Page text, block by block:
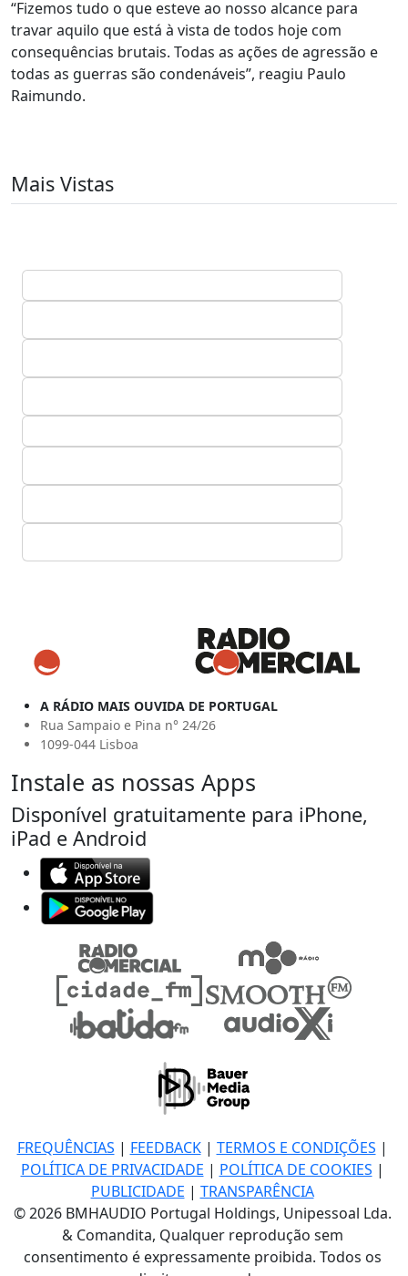
“Fizemos tudo o que esteve ao nosso alcance para
travar aquilo que está à vista de todos hoje com
consequências brutais. Todas as ações de agressão e
todas as guerras são condenáveis”, reagiu Paulo
Raimundo.
Mais Vistas
A RÁDIO MAIS OUVIDA DE PORTUGAL
Rua Sampaio e Pina n° 24/26
1099-044 Lisboa
Instale as nossas Apps
Disponível gratuitamente para iPhone,
iPad e Android
FREQUÊNCIAS | FEEDBACK| TERMOS E CONDIÇÕES |
POLÍTICA DE PRIVACIDADE | POLÍTICA DE COOKIES |
PUBLICIDADE | TRANSPARÊNCIA
© 2026 BMHAUDIO Portugal Holdings, Unipessoal Lda.
& Comandita, Qualquer reprodução sem
consentimento é expressamente proibida. Todos os